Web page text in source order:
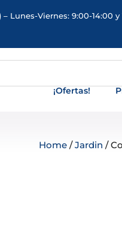
Lunes-Viernes: 9:00-14:00
¡Ofertas!
Home/Jardin /